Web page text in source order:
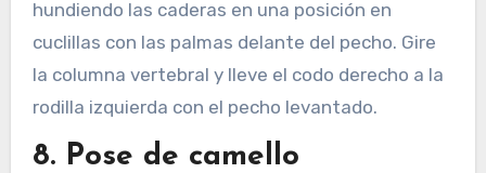
hundiendo las caderas en una posición en
cuclillas con las palmas delante del pecho. Gire
la columna vertebral y lleve el codo derecho a la
rodilla izquierda con el pecho levantado.
8. Pose de camello